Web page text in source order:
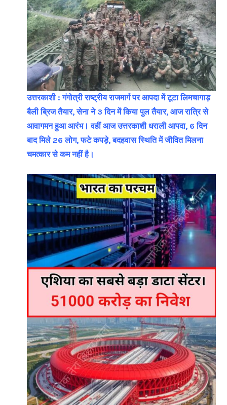
उत्तरकाशी : गंगोत्री राष्ट्रीय राजमार्ग पर आपदा में टूटा लिमचागाड़
बैली ब्रिज तैयार, सेना ने 3 दिन में किया पुल तैयार, आज रात्रि से
आवागमन हुआ आरंभ। वहीं आज उत्तरकाशी धराली आपदा, 6 दिन
बाद मिले 26 लोग, फटे कपड़े, बदहवास स्थिति में जीवित मिलना
चमत्कार से कम नहीं है।